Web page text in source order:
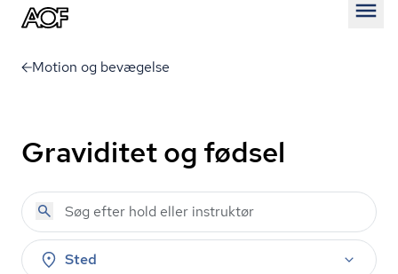
Motion og bevægelse
Graviditet og fødsel
Sted